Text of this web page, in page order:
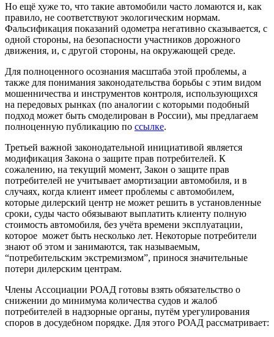
Но ещё хуже то, что такие автомобили часто ломаются и, как
правило, не соответствуют экологическим нормам.
Фальсификация показаний одометра негативно сказывается, с
одной стороны, на безопасности участников дорожного
движения, и, с другой стороны, на окружающей среде.
Для полноценного осознания масштаба этой проблемы, а
также для понимания законодательства борьбы с этим видом
мошенничества и инструментов контроля, использующихся
на передовых рынках (по аналогии с которыми подобный
подход может быть смоделирован в России), мы предлагаем
полноценную публикацию по ссылке.
Третьей важной законодательной инициативой является
модификация Закона о защите прав потребителей. К
сожалению, на текущий момент, Закон о защите прав
потребителей не учитывает амортизации автомобиля, и в
случаях, когда клиент имеет проблемы с автомобилем,
которые дилерский центр не может решить в установленные
сроки, суды часто обязывают выплатить клиенту полную
стоимость автомобиля, без учёта времени эксплуатации,
которое может быть несколько лет. Некоторые потребители
знают об этом и занимаются, так называемым,
“потребительским экстремизмом”, принося значительные
потери дилерским центрам.
Члены Ассоциации РОАД готовы взять обязательство о
снижении до минимума количества судов и жалоб
потребителей в надзорные органы, путём урегулирования
споров в досудебном порядке. Для этого РОАД рассматривает: